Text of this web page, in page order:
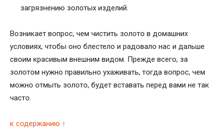
загрязнению золотых изделий.
Возникает вопрос, чем чистить золото в домашних
условиях, чтобы оно блестело и радовало нас и дальше
своим красивым внешним видом. Прежде всего, за
золотом нужно правильно ухаживать, тогда вопрос, чем
можно отмыть золото, будет вставать перед вами не так
часто.
к содержанию ↑